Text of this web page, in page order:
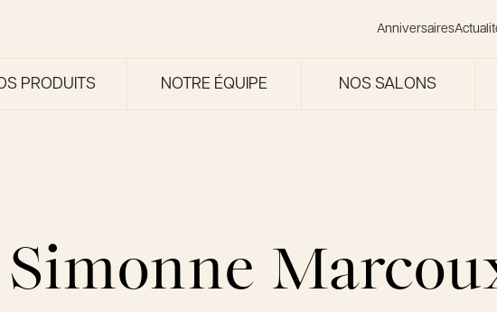
Anniversaires
PRODUITS NOTRE ÉQUIPE NOS SALONS
Simonne